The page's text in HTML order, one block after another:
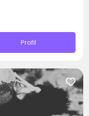
Profil